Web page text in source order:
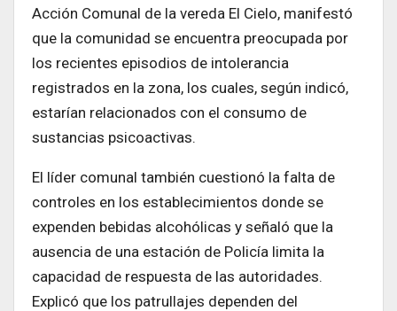
Acción Comunal de la vereda El Cielo, manifestó
que la comunidad se encuentra preocupada por
los recientes episodios de intolerancia
registrados en la zona, los cuales, según indicó,
estarían relacionados con el consumo de
sustancias psicoactivas.
El líder comunal también cuestionó la falta de
controles en los establecimientos donde se
expenden bebidas alcohólicas y señaló que la
ausencia de una estación de Policía limita la
capacidad de respuesta de las autoridades.
Explicó que los patrullajes dependen del